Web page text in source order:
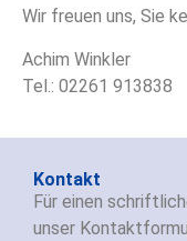
Wir freuen uns, Sie
Achim Winkler
Tel.: 02261 913838
Kontakt
Für einen
unser